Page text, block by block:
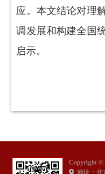
应。本文结论对理
调发展和构建全国
启示。
Copyright ©
地址：北